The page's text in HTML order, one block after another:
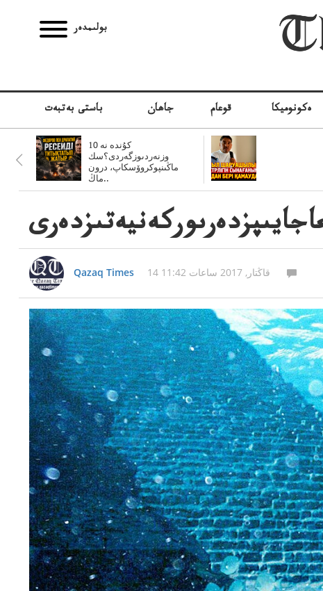
بولىمدەر
باستى بەتبەت جاھان قوعام ەكونوميكا
10 كۇندە نە
وزنەردىوزگەردى؟سك
ماڭىنپوكروۆسكاپ، درون
ماڭ..
Qazaq Times 14 قاڭتار, 2017 ساعات 11:42